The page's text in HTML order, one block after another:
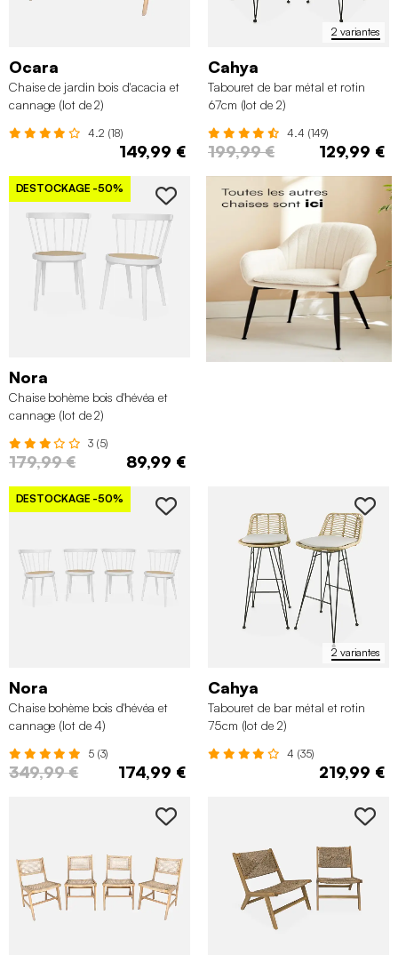
Ocara
Chaise de jardin bois d'acacia et
cannage (lot de 2)
4.2 (18)
149,99 €
2 variantes
Cahya
Tabouret de bar métal et rotin
67cm (lot de 2)
4.4 (149)
199,99 € 129,99 €
DESTOCKAGE -50%
Nora
Chaise bohème bois d'hévéa et
cannage (lot de 2)
3 (5)
179,99 € 89,99 €
DESTOCKAGE -50%
Nora
Chaise bohème bois d'hévéa et
cannage (lot de 4)
5 (3)
349,99 € 174,99 €
2 variantes
Cahya
Tabouret de bar métal et rotin
75cm (lot de 2)
4 (35)
219,99 €